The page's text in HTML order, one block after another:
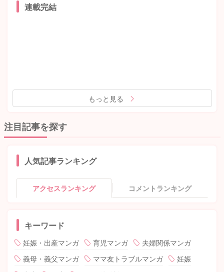
連載完結
もっと見る
注目記事を探す
人気記事ランキング
アクセスランキング コメントランキング
キーワード
妊娠・出産マンガ 育児マンガ
夫婦関係マンガ
義母・義父マンガ
ママ友トラブルマンガ
妊娠